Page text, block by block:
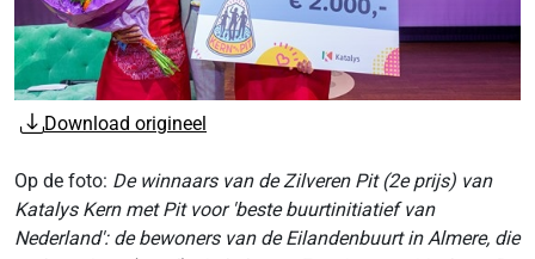
Download origineel
Op de foto: De winnaars van de Zilveren Pit (2e prijs) van
Katalys Kern met Pit voor 'beste buurtinitiatief van
Nederland': de bewoners van de Eilandenbuurt in Almere, die